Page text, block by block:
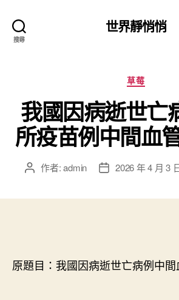
搜尋
世界靜悄悄
分
類
草莓
我國因病逝世亡
所疫苗例中間血
文 作者:admin
文 2026 年 4 月 3
原題目：我國因病逝世亡病例中